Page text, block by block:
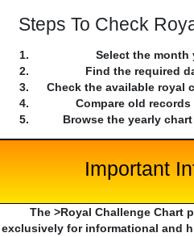
Steps To Check
Select the month
Find the required
Check the available royal
Compare old
Browse the yearly
Important
The >Royal Challenge Chart
exclusively for informational and